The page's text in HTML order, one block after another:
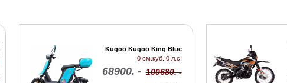
Kugoo Kugoo King Blue
0 см.куб. 0 л.с.
68900. - 100680. -